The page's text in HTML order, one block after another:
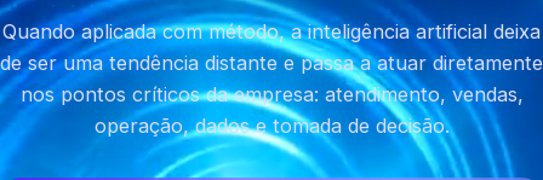
Quando aplicada com método, a inteligência artificial deixa
de ser uma tendência distante e passa a atuar diretamente
nos pontos críticos da empresa: atendimento, vendas,
operação, dados e tomada de decisão.